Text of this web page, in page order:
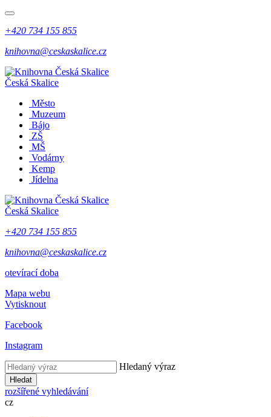
+420 734 155 855
knihovna@ceskaskalice.cz
Česká Skalice
Město
Muzeum
Bájo
ZŠ
MŠ
Vodárny
Kemp
Jídelna
Česká Skalice
+420 734 155 855
knihovna@ceskaskalice.cz
otevírací doba
Mapa webu
Vytisknout
Facebook
Instagram
Hledaný výraz
Hledat
rozšířené vyhledávání
cz